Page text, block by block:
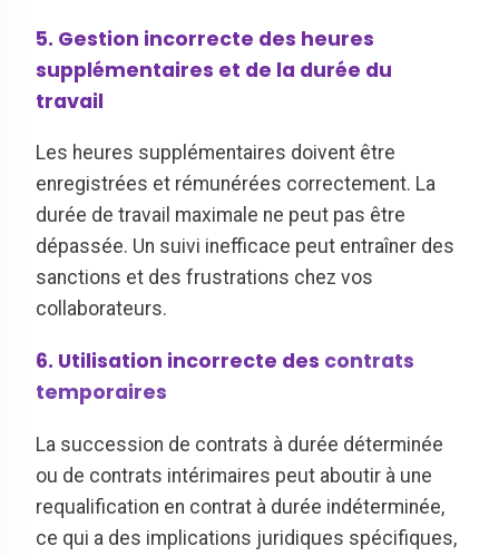
5. Gestion incorrecte des heures
supplémentaires et de la durée du
travail
Les heures supplémentaires doivent être
enregistrées et rémunérées correctement. La
durée de travail maximale ne peut pas être
dépassée. Un suivi inefficace peut entraîner des
sanctions et des frustrations chez vos
collaborateurs.
6. Utilisation incorrecte des contrats
temporaires
La succession de contrats à durée déterminée
ou de contrats intérimaires peut aboutir à une
requalification en contrat à durée indéterminée,
ce qui a des implications juridiques spécifiques,